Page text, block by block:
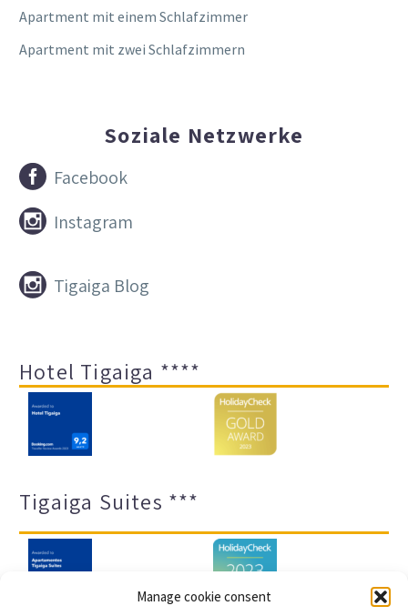
Manage cookie consent
Apartment mit einem Schlafzimmer
Apartment mit zwei Schlafzimmern
Soziale Netzwerke

 Facebook

 Instagram

 Tigaiga Blog
Hotel Tigaiga ****
Tigaiga Suites ***